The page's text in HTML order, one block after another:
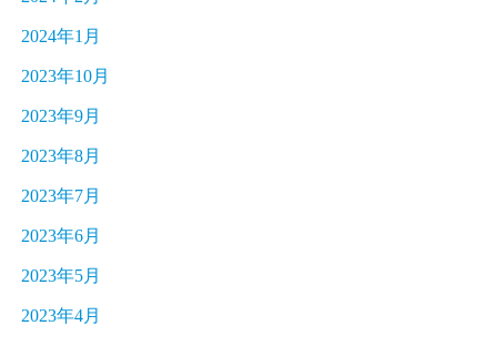
2024年1月
2023年10月
2023年9月
2023年8月
2023年7月
2023年6月
2023年5月
2023年4月